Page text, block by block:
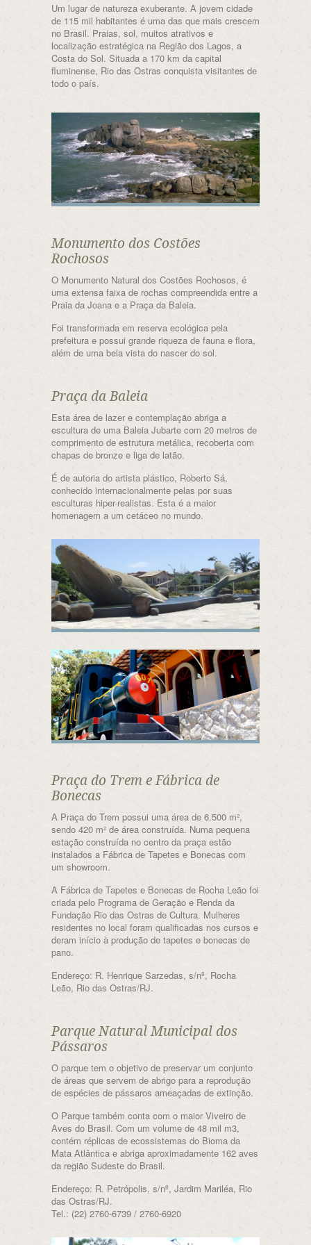
Um lugar de natureza exuberante. A jovem cidade
de 115 mil habitantes é uma das que mais crescem
no Brasil. Praias, sol, muitos atrativos e
localização estratégica na Região dos Lagos, a
Costa do Sol. Situada a 170 km da capital
fluminense, Rio das Ostras conquista visitantes de
todo o país.
Monumento dos Costões
Rochosos
O Monumento Natural dos Costões Rochosos, é
uma extensa faixa de rochas compreendida entre a
Praia da Joana e a Praça da Baleia.
Foi transformada em reserva ecológica pela
prefeitura e possui grande riqueza de fauna e flora,
além de uma bela vista do nascer do sol.
Praça da Baleia
Esta área de lazer e contemplação abriga a
escultura de uma Baleia Jubarte com 20 metros de
comprimento de estrutura metálica, recoberta com
chapas de bronze e liga de latão.
É de autoria do artista plástico, Roberto Sá,
conhecido internacionalmente pelas por suas
esculturas hiper-realistas. Esta é a maior
homenagem a um cetáceo no mundo.
Praça do Trem e Fábrica de
Bonecas
A Praça do Trem possui uma área de 6.500 m²,
sendo 420 m² de área construída. Numa pequena
estação construída no centro da praça estão
instalados a Fábrica de Tapetes e Bonecas com
um showroom.
A Fábrica de Tapetes e Bonecas de Rocha Leão foi
criada pelo Programa de Geração e Renda da
Fundação Rio das Ostras de Cultura. Mulheres
residentes no local foram qualificadas nos cursos e
deram início à produção de tapetes e bonecas de
pano.
Endereço: R. Henrique Sarzedas, s/nº, Rocha
Leão, Rio das Ostras/RJ.
Parque Natural Municipal dos
Pássaros
O parque tem o objetivo de preservar um conjunto
de áreas que servem de abrigo para a reprodução
de espécies de pássaros ameaçadas de extinção.
O Parque também conta com o maior Viveiro de
Aves do Brasil. Com um volume de 48 mil m3,
contém réplicas de ecossistemas do Bioma da
Mata Atlântica e abriga aproximadamente 162 aves
da região Sudeste do Brasil.
Endereço: R. Petrópolis, s/nº, Jardim Mariléa, Rio
das Ostras/RJ.
Tel.: (22) 2760-6739 / 2760-6920